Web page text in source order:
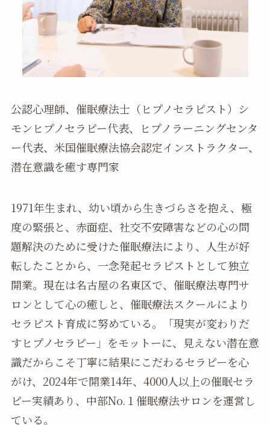
公認心理師、催眠療法士（ヒプノセラピスト）シ
モンヒプノセラピー代表、ヒプノラーニングセンタ
ー代表、米国催眠療法協会認定インストラクター、
潜在意識を癒す専門家
1971年生まれ、幼い頃から生きづらさを抱え、極
度の緊張と、赤面症、社交不安障害などの心の問
題解決のために受けた催眠療法により、人生が好
転したことから、一念発起セラピストとして独立
開業。現在は名古屋の名東区で、催眠療法専門サ
ロンとして心の癒しと、催眠療法スクールにより
セラピスト育成に努めている。「現実が変わりだ
すヒプノセラピー」をモットーに、見えない潜在意
識だからこそ丁寧に結果にこだわるセラピーを心
がけ、2024年で開業14年、4000人以上の催眠セラ
ピー実績あり、中部No.１催眠療法サロンを運営し
ている。